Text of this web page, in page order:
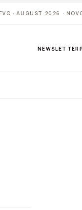
· AUGUST 2026 ·
NEWSLETTER